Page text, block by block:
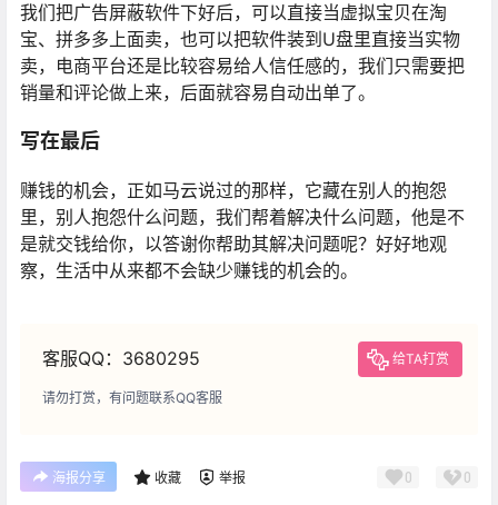
我们把广告屏蔽软件下好后，可以直接当虚拟宝贝在淘
宝、拼多多上面卖，也可以把软件装到U盘里直接当实物
卖，电商平台还是比较容易给人信任感的，我们只需要把
销量和评论做上来，后面就容易自动出单了。
写在最后
赚钱的机会，正如马云说过的那样，它藏在别人的抱怨
里，别人抱怨什么问题，我们帮着解决什么问题，他是不
是就交钱给你，以答谢你帮助其解决问题呢？好好地观
察，生活中从来都不会缺少赚钱的机会的。
客服QQ：3680295 给TA打赏
请勿打赏，有问题联系QQ客服
海报分享 收藏 举报 0 0